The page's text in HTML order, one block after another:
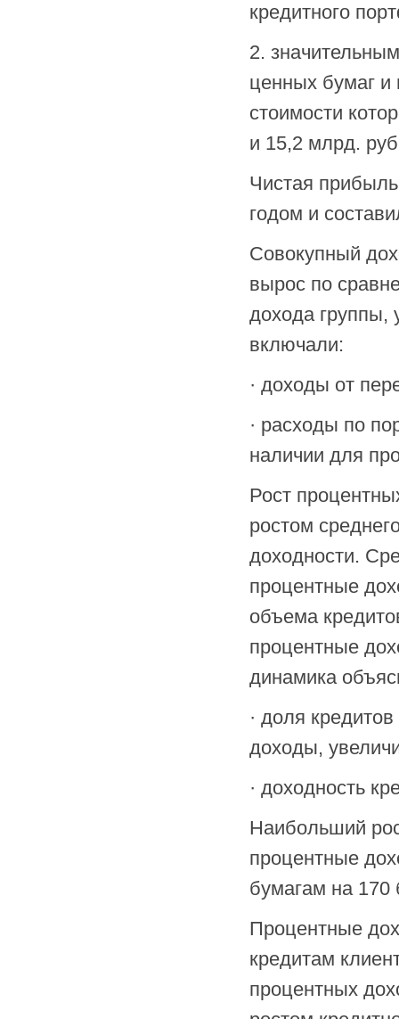
кредитного
2.
ценных бумаг и
стоимости
и 15,2 млрд.
Чистая
годом и
Совокупный
вырос по
дохода группы,
включали:
· доходы от
· расходы по
наличии для
Рост
ростом
доходности.
процентные
объема
процентные
динамика
· доля
доходы,
· доходность
Наибольший
процентные
бумагам на 170
Процентные
кредитам
процентных